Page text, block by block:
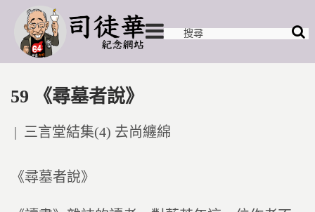
59 《尋墓者說》
Posted
三言堂結集(4) 去尚纏綿
《尋墓者說》